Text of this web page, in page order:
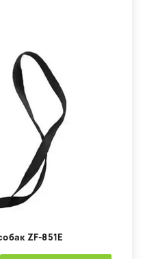
ZF-851E